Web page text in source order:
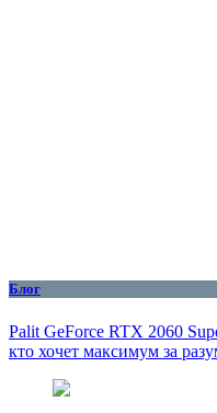
Блог
Palit GeForce RTX 2060
кто хочет максимум за